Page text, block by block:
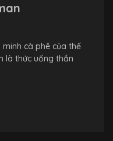
cà phê của thế
là thức uống thần